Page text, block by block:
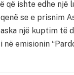
që ishte edhe një
se e prisnim
një kuptim të
në emisionin